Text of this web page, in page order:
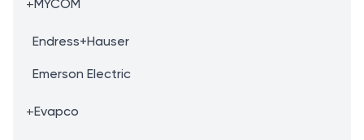
+MYCOM
Endress+Hauser
Emerson Electric
+Evapco